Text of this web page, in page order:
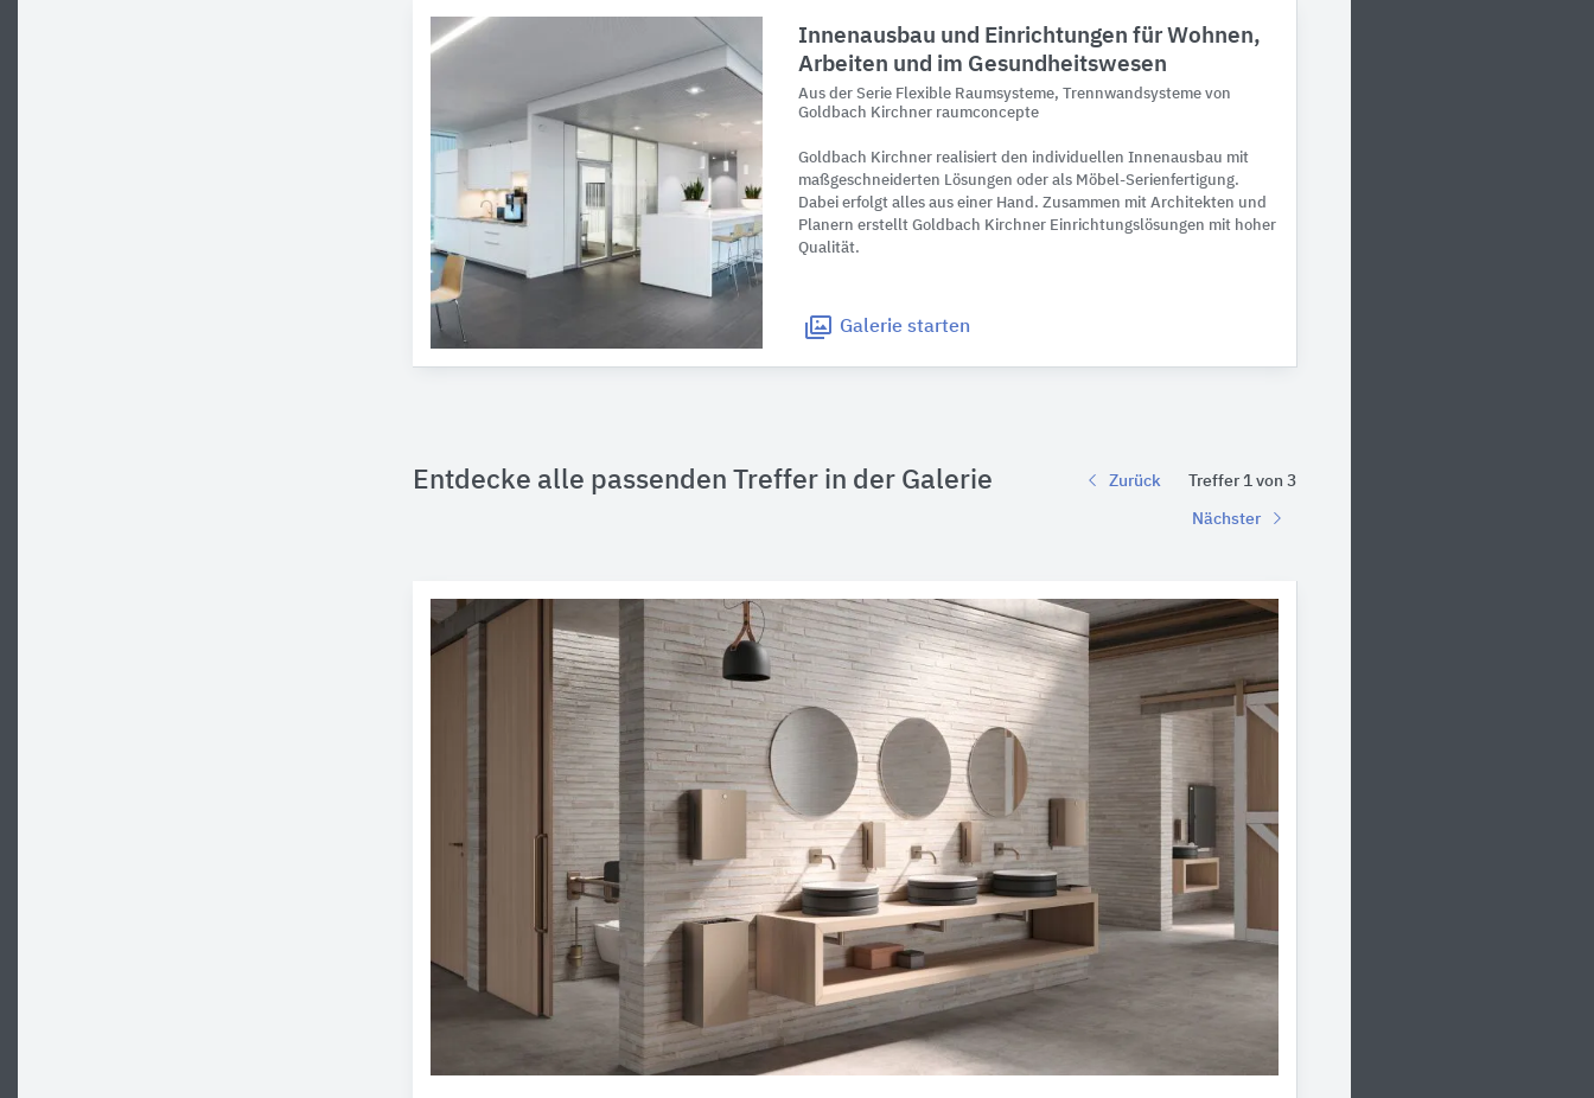
Innenausbau und Einrichtungen für Wohnen,
Arbeiten und im Gesundheitswesen
Aus der Serie Flexible Raumsysteme, Trennwandsysteme von
Goldbach Kirchner raumconcepte
Goldbach Kirchner realisiert den individuellen Innenausbau mit
maßgeschneiderten Lösungen oder als Möbel-Serienfertigung.
Dabei erfolgt alles aus einer Hand. Zusammen mit Architekten und
Planern erstellt Goldbach Kirchner Einrichtungslösungen mit hoher
Qualität.
Galerie starten
Entdecke alle passenden Treffer in der Galerie Zurück Treffer 1 von 3
Nächster